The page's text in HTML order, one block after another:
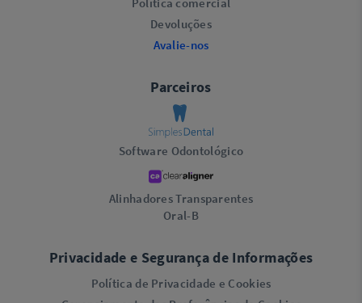
Devoluções
Avalie-nos
Parceiros
Software Odontológico
Alinhadores Transparentes
Oral-B
Privacidade e Segurança de Informações
Política de Privacidade e Cookies